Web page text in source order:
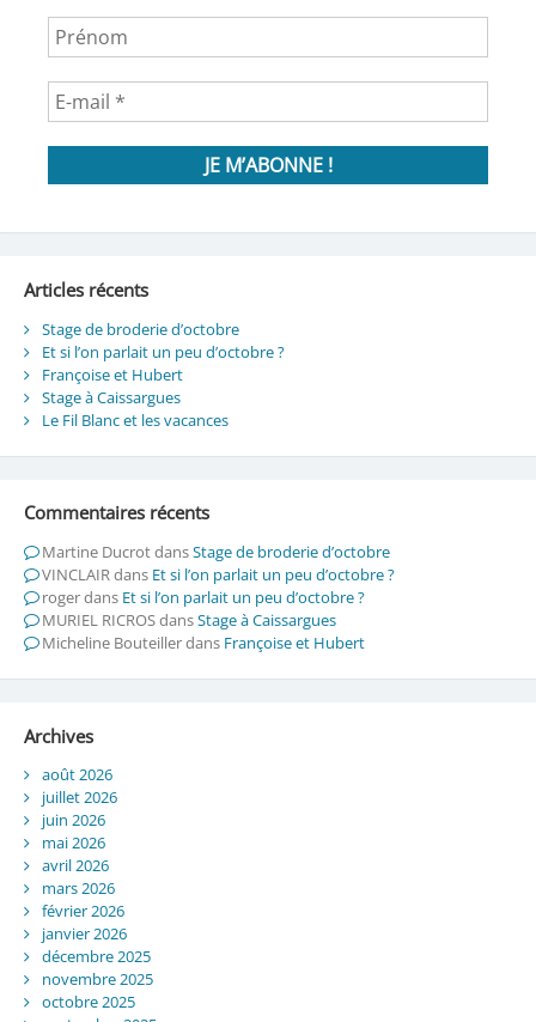
Articles récents
Stage de broderie d’octobre
Et si l’on parlait un peu d’octobre ?
Françoise et Hubert
Stage à Caissargues
Le Fil Blanc et les vacances
Commentaires récents
Martine DucrotdansStage de broderie d’octobre
VINCLAIRdans Et si l’on parlait un peu d’octobre ?
rogerdans Et si l’on parlait un peu d’octobre ?
MURIEL RICROSdansStage à Caissargues
Micheline Bouteillerdans Françoise et Hubert
Archives
août 2026
juillet 2026
juin 2026
mai 2026
avril 2026
mars 2026
février 2026
janvier 2026
décembre 2025
novembre 2025
octobre 2025